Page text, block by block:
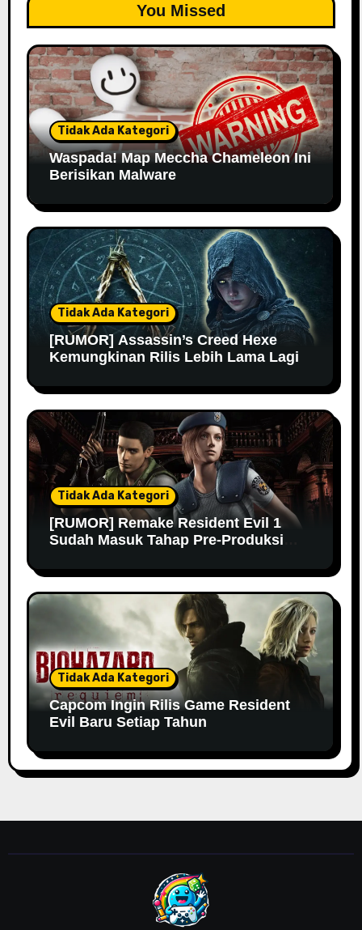
You Missed
Tidak Ada Kategori
Waspada! Map Meccha Chameleon Ini
Berisikan Malware
Tidak Ada Kategori
[RUMOR] Assassin’s Creed Hexe
Kemungkinan Rilis Lebih Lama Lagi
Tidak Ada Kategori
[RUMOR] Remake Resident Evil 1
Sudah Masuk Tahap Pre-Produksi
Tidak Ada Kategori
Capcom Ingin Rilis Game Resident
Evil Baru Setiap Tahun